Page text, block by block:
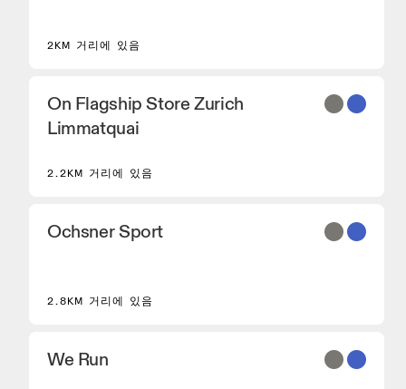
2KM 거리에 있음
On Flagship Store Zurich
Limmatquai
2.2KM 거리에 있음
Ochsner Sport
2.8KM 거리에 있음
We Run